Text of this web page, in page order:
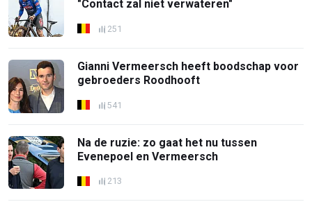
"Contact zal niet verwateren"
251
Gianni Vermeersch heeft boodschap voor
gebroeders Roodhooft
541
Na de ruzie: zo gaat het nu tussen
Evenepoel en Vermeersch
213